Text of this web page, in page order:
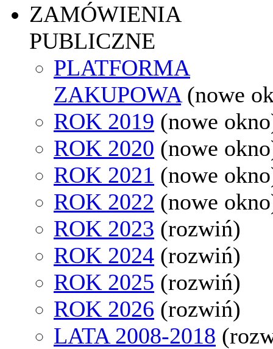
ZAMÓWIENIA
PUBLICZNE
PLATFORMA
ZAKUPOWA (nowe
ROK 2019 (nowe
ROK 2020 (nowe
ROK 2021 (nowe
ROK 2022 (nowe
ROK 2023 (rozwiń)
ROK 2024 (rozwiń)
ROK 2025 (rozwiń)
ROK 2026 (rozwiń)
LATA 2008-2018